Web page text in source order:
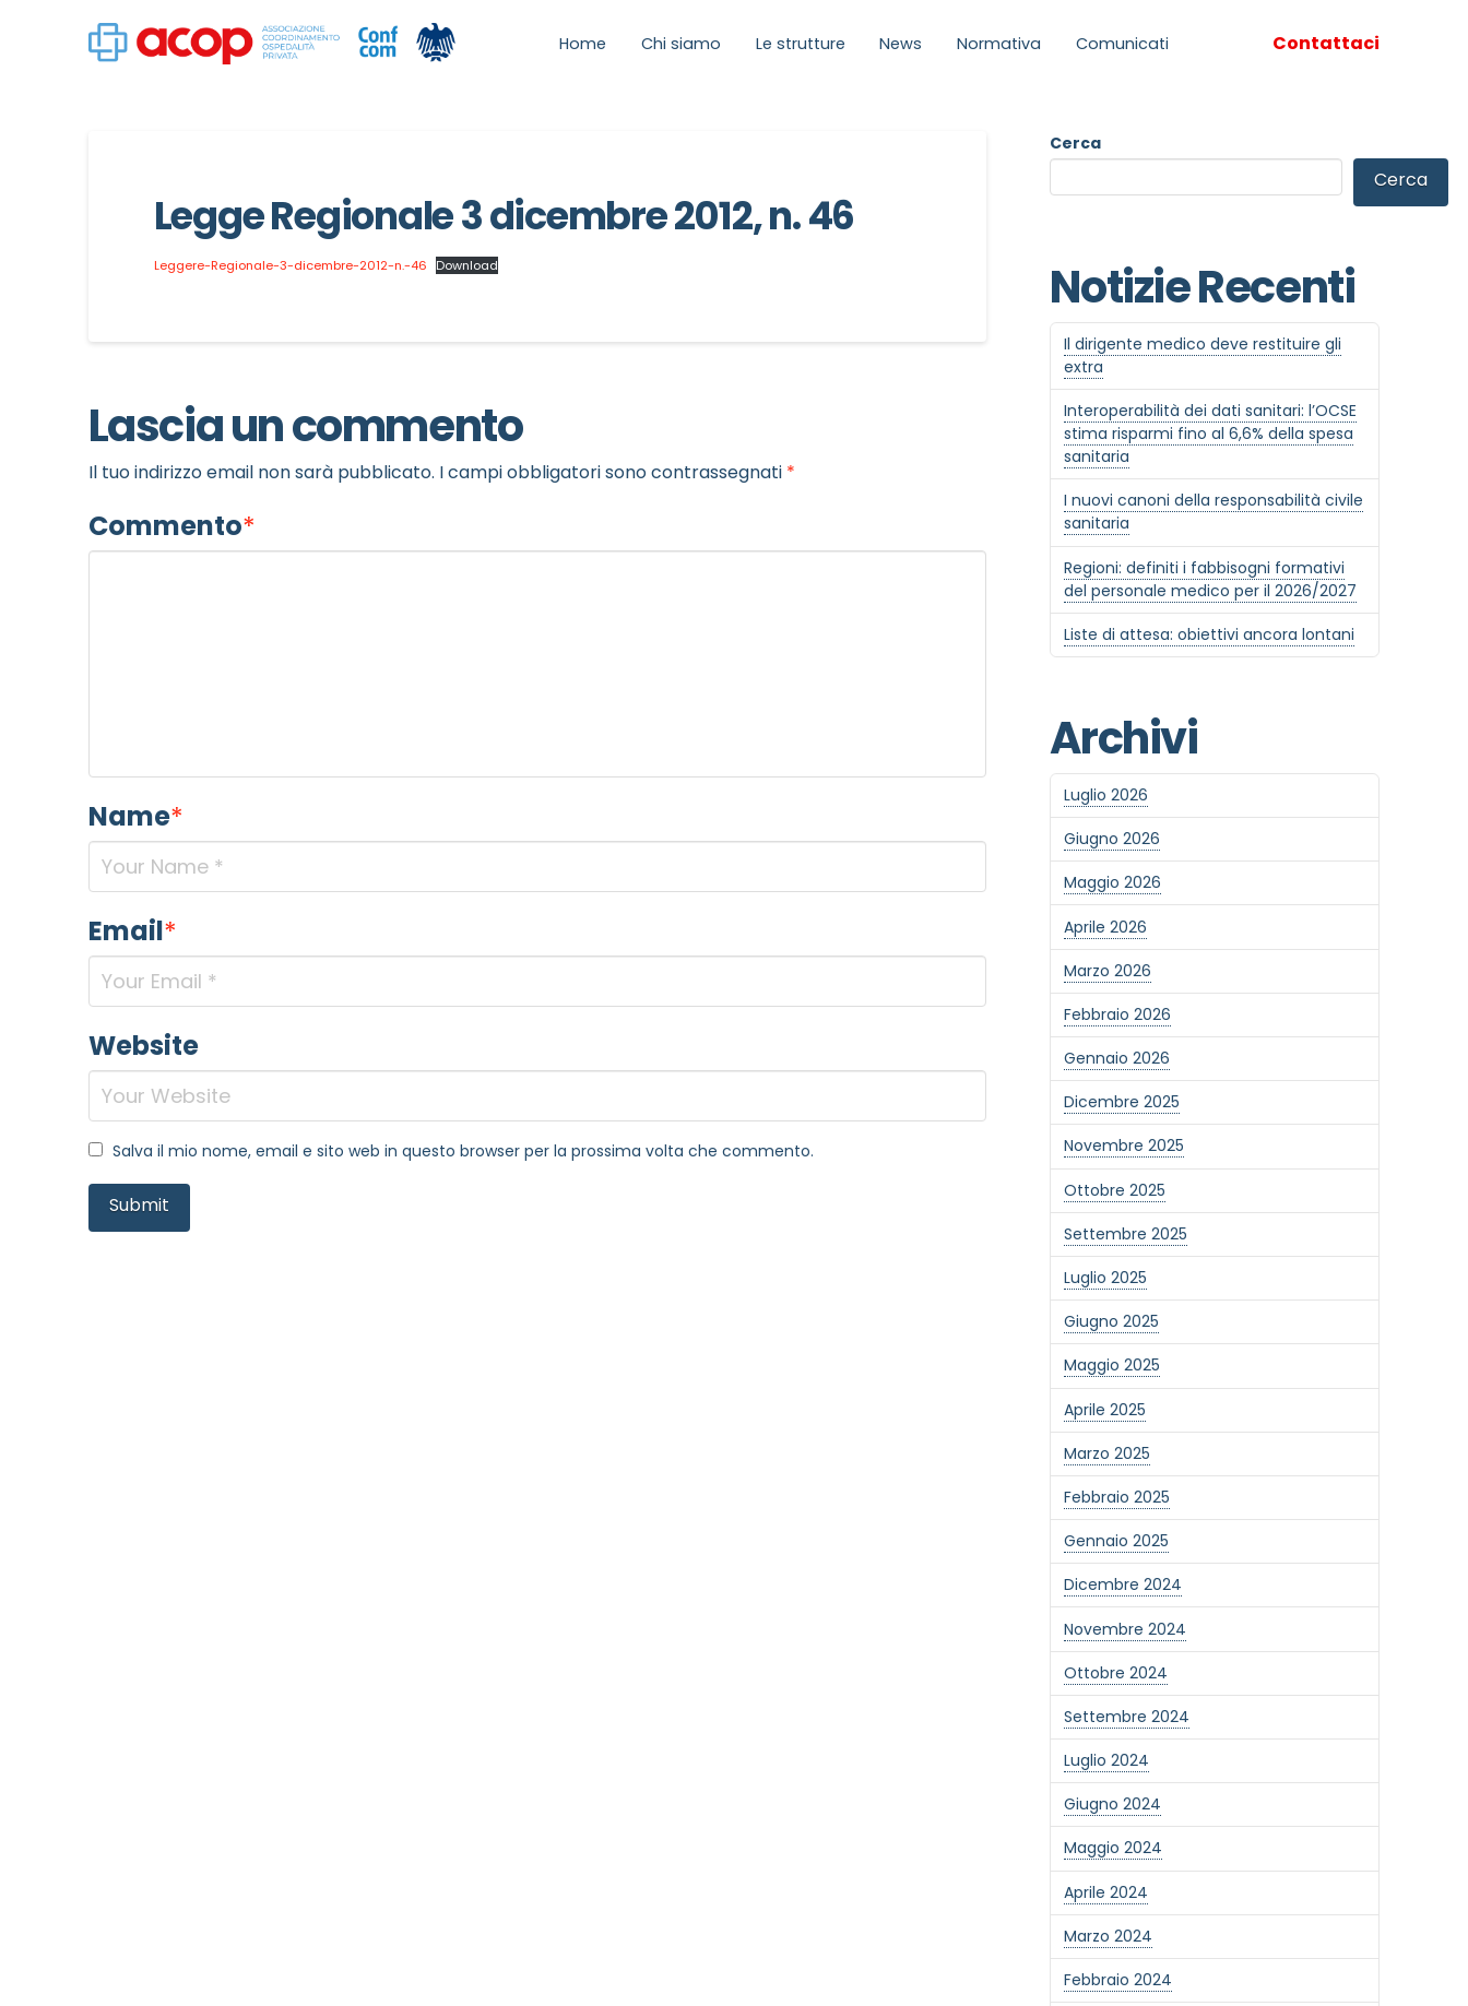
Home Chi siamo Le strutture News Normativa Comunicati Contattaci
Legge Regionale 3 dicembre 2012, n. 46
Leggere-Regionale-3-dicembre-2012-n.-46 Download
Lascia un commento
Il tuo indirizzo email non sarà pubblicato. I campi obbligatori sono contrassegnati *
Commento*
Name*
Email*
Website
Salva il mio nome, email e sito web in questo browser per la prossima volta che commento.
Cerca
Cerca
Notizie Recenti
Il dirigente medico deve restituire gli
extra
Interoperabilità dei dati sanitari: l’OCSE
stima risparmi fino al 6,6% della spesa
sanitaria
I nuovi canoni della responsabilità civile
sanitaria
Regioni: definiti i fabbisogni formativi
del personale medico per il 2026/2027
Liste di attesa: obiettivi ancora lontani
Archivi
Luglio 2026
Giugno 2026
Maggio 2026
Aprile 2026
Marzo 2026
Febbraio 2026
Gennaio 2026
Dicembre 2025
Novembre 2025
Ottobre 2025
Settembre 2025
Luglio 2025
Giugno 2025
Maggio 2025
Aprile 2025
Marzo 2025
Febbraio 2025
Gennaio 2025
Dicembre 2024
Novembre 2024
Ottobre 2024
Settembre 2024
Luglio 2024
Giugno 2024
Maggio 2024
Aprile 2024
Marzo 2024
Febbraio 2024